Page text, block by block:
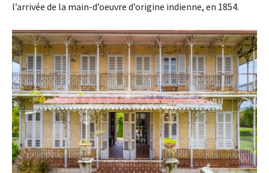
l’arrivée de la main-d’oeuvre d’origine indienne, en 1854.